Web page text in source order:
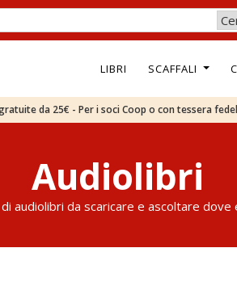
LIBRI SCAFFALI
da 25€ - Per i soci Coop o con tessera
Audiolibri
audiolibri da scaricare e ascoltare dove